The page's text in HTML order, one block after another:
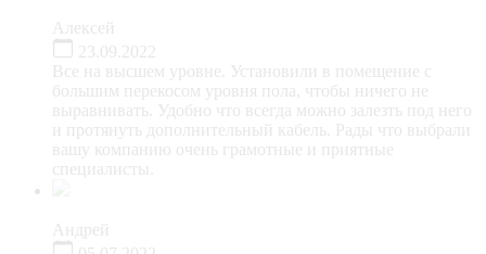
Алексей
23.09.2022
Все на высшем уровне. Установили в помещение с
большим перекосом уровня пола, чтобы ничего не
выравнивать. Удобно что всегда можно залезть под него
и протянуть дополнительный кабель. Рады что выбрали
вашу компанию очень грамотные и приятные
специалисты.
Андрей